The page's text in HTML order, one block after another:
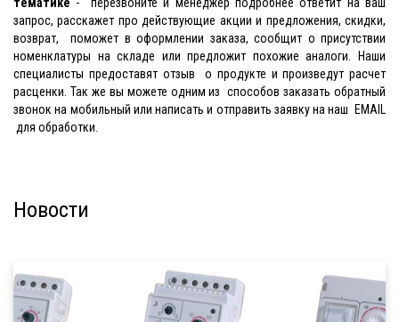
запрос, расскажет про действующие акции и предложения, скидки,
возврат, поможет в оформлении заказа, сообщит о присутствии
номенклатуры на складе или предложит похожие аналоги. Наши
специалисты предоставят отзыв о продукте и произведут расчет
расценки. Так же вы можете одним из способов заказать обратный
звонок на мобильный или написать и отправить заявку на наш EMAIL
для обработки.
Новости